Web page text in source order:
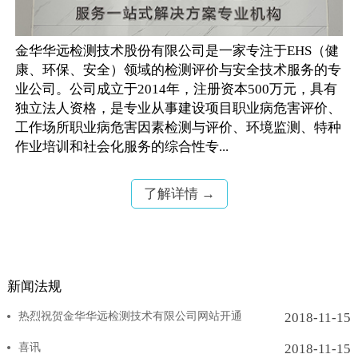
金华华远检测技术股份有限公司是一家专注于EHS（健
康、环保、安全）领域的检测评价与安全技术服务的专
业公司。公司成立于2014年，注册资本500万元，具有
独立法人资格，是专业从事建设项目职业病危害评价、
工作场所职业病危害因素检测与评价、环境监测、特种
作业培训和社会化服务的综合性专...
了解详情 →
新闻法规
热烈祝贺金华华远检测技术有限公司网站开通 2018-11-15
喜讯 2018-11-15